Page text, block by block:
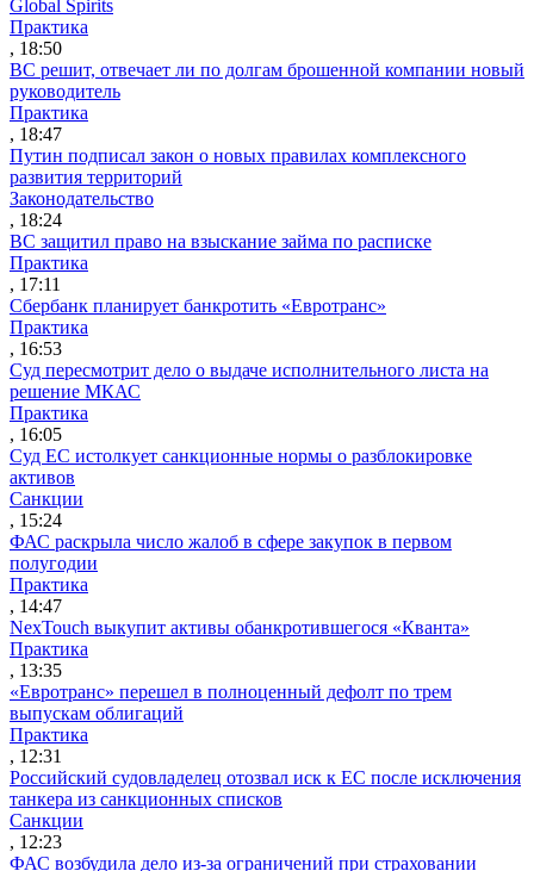
Global Spirits
Практика
, 18:50
ВС решит, отвечает ли по долгам брошенной компании новый
руководитель
Практика
, 18:47
Путин подписал закон о новых правилах комплексного
развития территорий
Законодательство
, 18:24
ВС защитил право на взыскание займа по расписке
Практика
, 17:11
Сбербанк планирует банкротить «Евротранс»
Практика
, 16:53
Суд пересмотрит дело о выдаче исполнительного листа на
решение МКАС
Практика
, 16:05
Суд ЕС истолкует санкционные нормы о разблокировке
активов
Санкции
, 15:24
ФАС раскрыла число жалоб в сфере закупок в первом
полугодии
Практика
, 14:47
NexTouch выкупит активы обанкротившегося «Кванта»
Практика
, 13:35
«Евротранс» перешел в полноценный дефолт по трем
выпускам облигаций
Практика
, 12:31
Российский судовладелец отозвал иск к ЕС после исключения
танкера из санкционных списков
Санкции
, 12:23
ФАС возбудила дело из-за ограничений при страховании